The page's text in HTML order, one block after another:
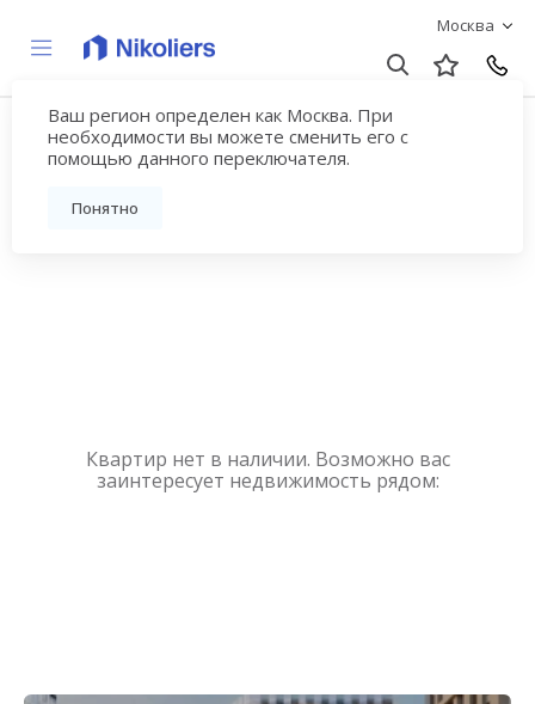
Москва
Ваш регион определен как Москва. При
необходимости вы можете сменить его с
помощью данного переключателя.
Понятно
Купить квартиру
новостройку у метро
Квартир нет в наличии. Возможно вас
заинтересует недвижимость рядом: